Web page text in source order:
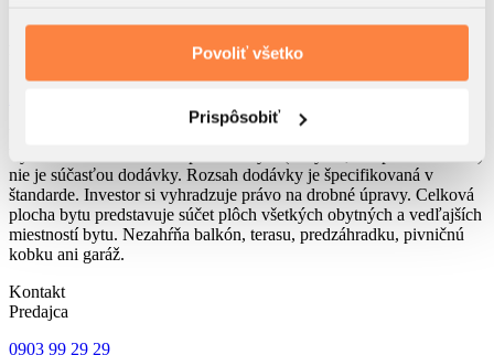
Povoliť všetko
Prispôsobiť
nie je súčasťou dodávky. Rozsah dodávky je špecifikovaná v
štandarde. Investor si vyhradzuje právo na drobné úpravy. Celková
plocha bytu predstavuje súčet plôch všetkých obytných a vedľajších
miestností bytu. Nezahŕňa balkón, terasu, predzáhradku, pivničnú
kobku ani garáž.
Kontakt
Predajca
0903 99 29 29